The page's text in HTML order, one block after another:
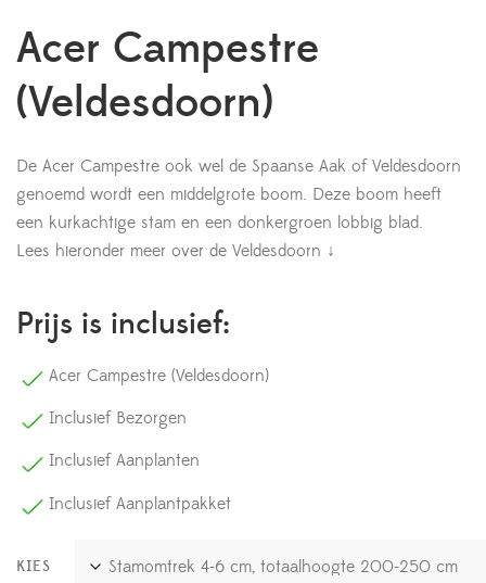
Acer Campestre
(Veldesdoorn)
De Acer Campestre ook wel de Spaanse Aak of Veldesdoorn
genoemd wordt een middelgrote boom. Deze boom heeft
een kurkachtige stam en een donkergroen lobbig blad.
Lees hieronder meer over de Veldesdoorn ↓
Prijs is inclusief:
Acer Campestre (Veldesdoorn)
Inclusief Bezorgen
Inclusief Aanplanten
Inclusief Aanplantpakket
KIES